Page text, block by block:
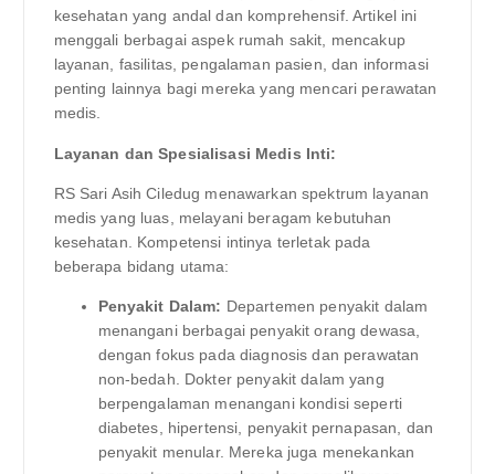
kesehatan yang andal dan komprehensif. Artikel ini
menggali berbagai aspek rumah sakit, mencakup
layanan, fasilitas, pengalaman pasien, dan informasi
penting lainnya bagi mereka yang mencari perawatan
medis.
Layanan dan Spesialisasi Medis Inti:
RS Sari Asih Ciledug menawarkan spektrum layanan
medis yang luas, melayani beragam kebutuhan
kesehatan. Kompetensi intinya terletak pada
beberapa bidang utama:
Penyakit Dalam: Departemen penyakit dalam
menangani berbagai penyakit orang dewasa,
dengan fokus pada diagnosis dan perawatan
non-bedah. Dokter penyakit dalam yang
berpengalaman menangani kondisi seperti
diabetes, hipertensi, penyakit pernapasan, dan
penyakit menular. Mereka juga menekankan